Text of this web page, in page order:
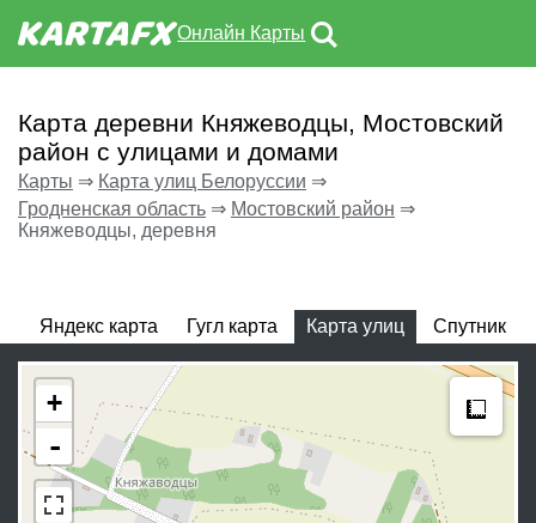
Онлайн Карты
Карта деревни Княжеводцы, Мостовский
район с улицами и домами
Карты ⇒ Карта улиц Белоруссии ⇒
Гродненская область ⇒ Мостовский район ⇒
Княжеводцы, деревня
Яндекс карта Гугл карта Карта улиц Спутник
+
-